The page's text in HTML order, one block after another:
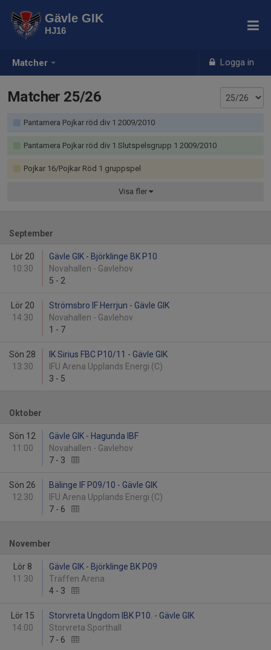
Matcher Logga in
Gävle GIK
HJ16
Matcher 25/26
Pantamera Pojkar röd div 1 2009/2010
Pantamera Pojkar röd div 1 Slutspelsgrupp 1 2009/2010
Pojkar 16/Pojkar Röd 1 gruppspel
Visa fler
September
Lör 20
10:30
Gävle GIK - Björklinge BK P10
Novahallen - Gavlehov
5 - 2
Lör 20
14:30
Strömsbro IF Herrjun - Gävle GIK
Novahallen - Gavlehov
1 - 7
Sön 28
13:30
IK Sirius FBC P10/11 - Gävle GIK
IFU Arena Upplands Energi (C)
3 - 5
Oktober
Sön 12
11:00
Gävle GIK - Hagunda IBF
Novahallen - Gavlehov
7 - 3
Sön 26
12:30
Bälinge IF P09/10 - Gävle GIK
IFU Arena Upplands Energi (C)
7 - 6
November
Lör 8
11:30
Gävle GIK - Björklinge BK P09
Träffen Arena
4 - 3
Lör 15
14:00
Storvreta Ungdom IBK P10. - Gävle GIK
Storvreta Sporthall
7 - 6